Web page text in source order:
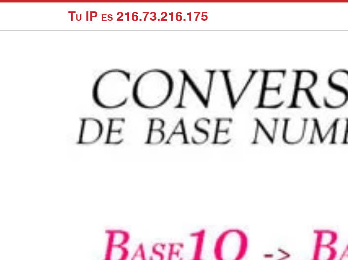
Tu IP es 216.73.216.175